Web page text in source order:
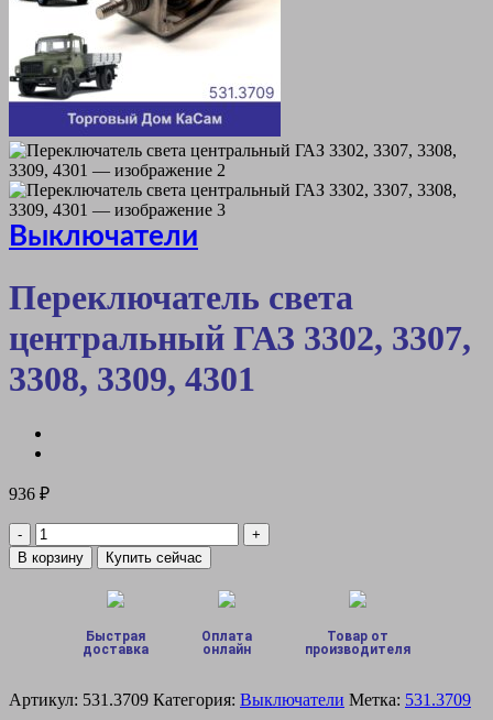
Выключатели
Переключатель света
центральный ГАЗ 3302, 3307,
3308, 3309, 4301
936 ₽
Количество
товара
Переключатель
центральный
3309,
В корзину Купить сейчас
Быстрая
доставка
Оплата
онлайн
Товар от
производителя
Артикул: 531.3709 Категория: Выключатели Метка: 531.3709